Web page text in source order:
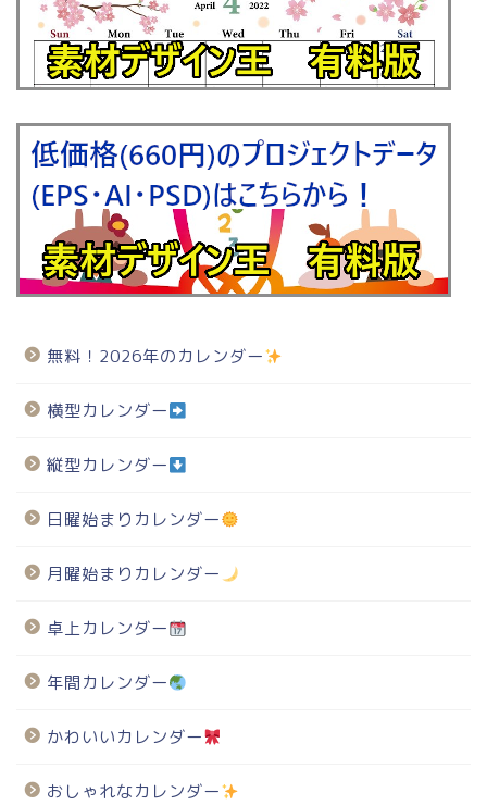
無料！2026年のカレンダー
横型カレンダー
縦型カレンダー
日曜始まりカレンダー
月曜始まりカレンダー
卓上カレンダー
年間カレンダー
かわいいカレンダー
おしゃれなカレンダー